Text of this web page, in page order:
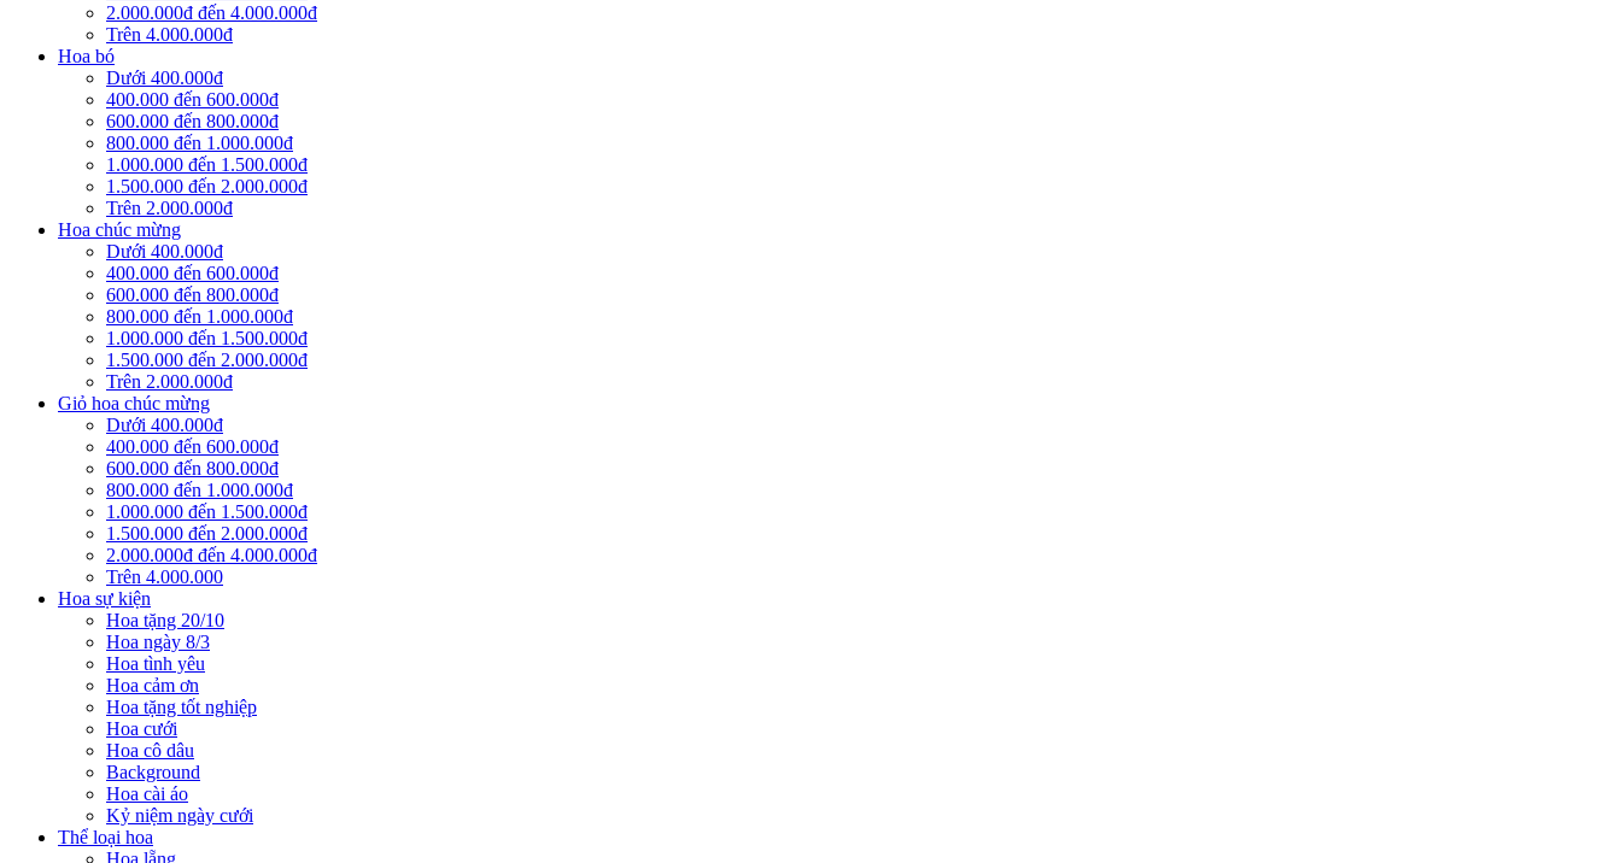
2.000.000đ đến 4.000.000đ
Trên 4.000.000đ
Hoa bó
Dưới 400.000đ
400.000 đến 600.000đ
600.000 đến 800.000đ
800.000 đến 1.000.000đ
1.000.000 đến 1.500.000đ
1.500.000 đến 2.000.000đ
Trên 2.000.000đ
Hoa chúc mừng
Dưới 400.000đ
400.000 đến 600.000đ
600.000 đến 800.000đ
800.000 đến 1.000.000đ
1.000.000 đến 1.500.000đ
1.500.000 đến 2.000.000đ
Trên 2.000.000đ
Giỏ hoa chúc mừng
Dưới 400.000đ
400.000 đến 600.000đ
600.000 đến 800.000đ
800.000 đến 1.000.000đ
1.000.000 đến 1.500.000đ
1.500.000 đến 2.000.000đ
2.000.000đ đến 4.000.000đ
Trên 4.000.000
Hoa sự kiện
Hoa tặng 20/10
Hoa ngày 8/3
Hoa tình yêu
Hoa cảm ơn
Hoa tặng tốt nghiệp
Hoa cưới
Hoa cô dâu
Background
Hoa cài áo
Kỷ niệm ngày cưới
Thể loại hoa
Hoa lẵng